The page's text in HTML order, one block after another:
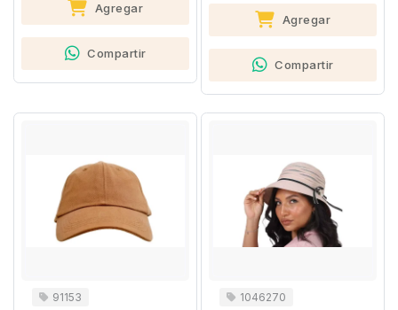
Agregar
Compartir
Agregar
Compartir
91153
1046270